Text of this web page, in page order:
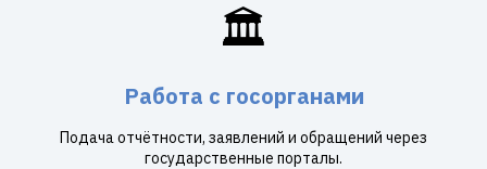
🏛️
Работа с госорганами
Подача отчётности, заявлений и обращений через
государственные порталы.